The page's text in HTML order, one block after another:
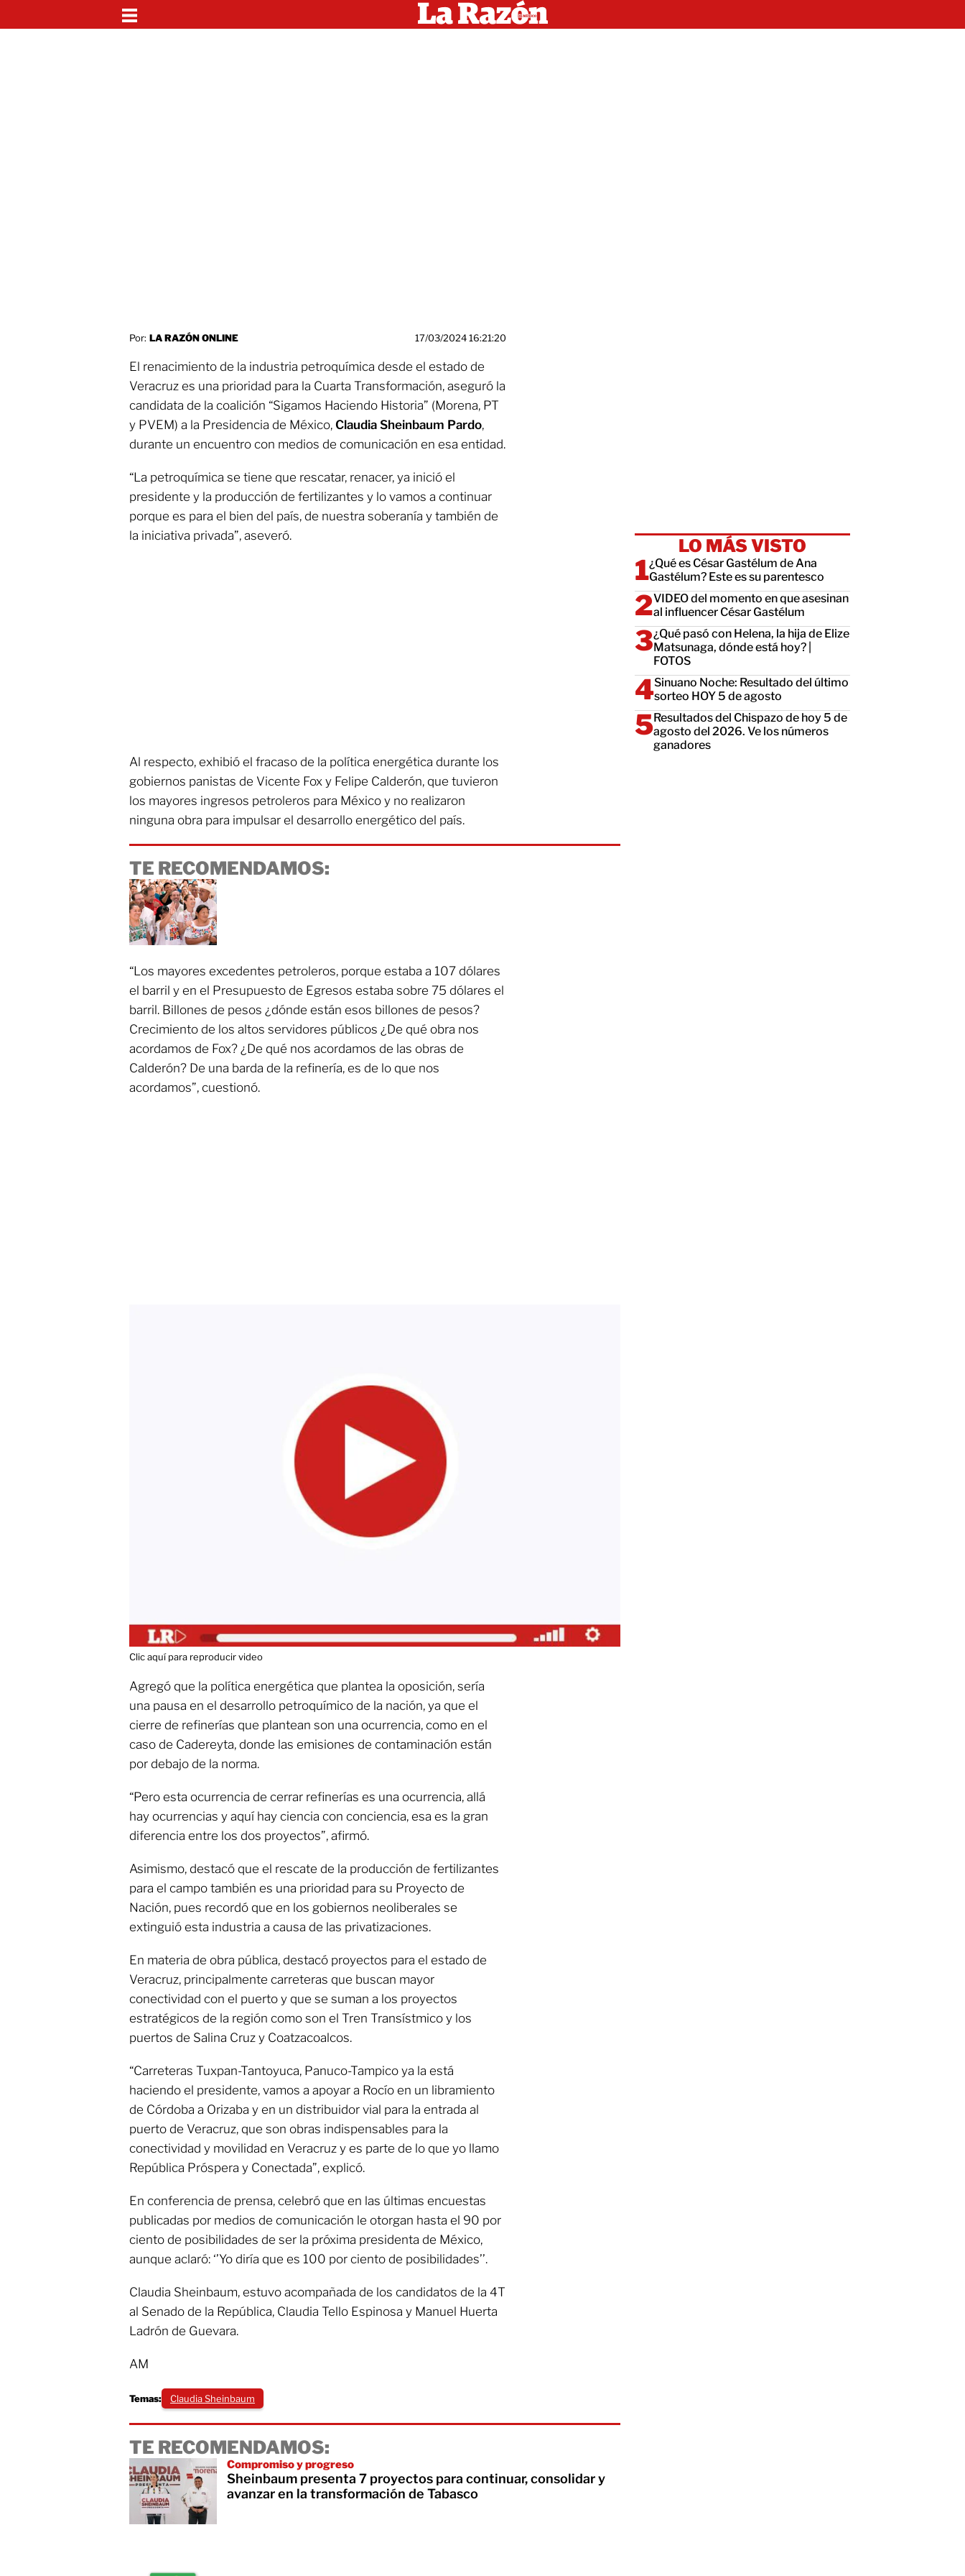
Por: LA RAZÓN ONLINE 17/03/2024 16:21:20
El renacimiento de la industria petroquímica desde el estado de
Veracruz es una prioridad para la Cuarta Transformación, aseguró la
candidata de la coalición “Sigamos Haciendo Historia” (Morena, PT
y PVEM) a la Presidencia de México, Claudia Sheinbaum Pardo,
durante un encuentro con medios de comunicación en esa entidad.
“La petroquímica se tiene que rescatar, renacer, ya inició el
presidente y la producción de fertilizantes y lo vamos a continuar
porque es para el bien del país, de nuestra soberanía y también de
la iniciativa privada”, aseveró.
Al respecto, exhibió el fracaso de la política energética durante los
gobiernos panistas de Vicente Fox y Felipe Calderón, que tuvieron
los mayores ingresos petroleros para México y no realizaron
ninguna obra para impulsar el desarrollo energético del país.
TE RECOMENDAMOS:
“Los mayores excedentes petroleros, porque estaba a 107 dólares
el barril y en el Presupuesto de Egresos estaba sobre 75 dólares el
barril. Billones de pesos ¿dónde están esos billones de pesos?
Crecimiento de los altos servidores públicos ¿De qué obra nos
acordamos de Fox? ¿De qué nos acordamos de las obras de
Calderón? De una barda de la refinería, es de lo que nos
acordamos”, cuestionó.
Clic aquí para reproducir video
Agregó que la política energética que plantea la oposición, sería
una pausa en el desarrollo petroquímico de la nación, ya que el
cierre de refinerías que plantean son una ocurrencia, como en el
caso de Cadereyta, donde las emisiones de contaminación están
por debajo de la norma.
“Pero esta ocurrencia de cerrar refinerías es una ocurrencia, allá
hay ocurrencias y aquí hay ciencia con conciencia, esa es la gran
diferencia entre los dos proyectos”, afirmó.
Asimismo, destacó que el rescate de la producción de fertilizantes
para el campo también es una prioridad para su Proyecto de
Nación, pues recordó que en los gobiernos neoliberales se
extinguió esta industria a causa de las privatizaciones.
En materia de obra pública, destacó proyectos para el estado de
Veracruz, principalmente carreteras que buscan mayor
conectividad con el puerto y que se suman a los proyectos
estratégicos de la región como son el Tren Transístmico y los
puertos de Salina Cruz y Coatzacoalcos.
“Carreteras Tuxpan-Tantoyuca, Panuco-Tampico ya la está
haciendo el presidente, vamos a apoyar a Rocío en un libramiento
de Córdoba a Orizaba y en un distribuidor vial para la entrada al
puerto de Veracruz, que son obras indispensables para la
conectividad y movilidad en Veracruz y es parte de lo que yo llamo
República Próspera y Conectada”, explicó.
En conferencia de prensa, celebró que en las últimas encuestas
publicadas por medios de comunicación le otorgan hasta el 90 por
ciento de posibilidades de ser la próxima presidenta de México,
aunque aclaró: ‘’Yo diría que es 100 por ciento de posibilidades’’.
Claudia Sheinbaum, estuvo acompañada de los candidatos de la 4T
al Senado de la República, Claudia Tello Espinosa y Manuel Huerta
Ladrón de Guevara.
AM
Temas: Claudia Sheinbaum
TE RECOMENDAMOS:
Compromiso y progreso
Sheinbaum presenta 7 proyectos para continuar, consolidar y
avanzar en la transformación de Tabasco
LO MÁS VISTO
¿Qué es César Gastélum de Ana
Gastélum? Este es su parentesco
VIDEO del momento en que asesinan
al influencer César Gastélum
¿Qué pasó con Helena, la hija de Elize
Matsunaga, dónde está hoy? |
FOTOS
Sinuano Noche: Resultado del último
sorteo HOY 5 de agosto
Resultados del Chispazo de hoy 5 de
agosto del 2026. Ve los números
ganadores